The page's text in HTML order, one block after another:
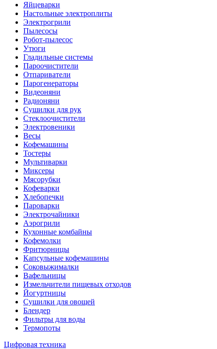
Яйцеварки
Настольные электроплиты
Электрогрили
Пылесосы
Робот-пылесос
Утюги
Гладильные системы
Пароочистители
Отпариватели
Парогенераторы
Видеоняни
Радионяни
Сушилки для рук
Стеклоочистители
Электровеники
Весы
Кофемашины
Тостеры
Мультиварки
Миксеры
Мясорубки
Кофеварки
Хлебопечки
Пароварки
Электрочайники
Аэрогрили
Кухонные комбайны
Кофемолки
Фритюрницы
Капсульные кофемашины
Соковыжималки
Вафельницы
Измельчители пищевых отходов
Йогуртницы
Сушилки для овощей
Блендер
Фильтры для воды
Термопоты
Цифровая техника